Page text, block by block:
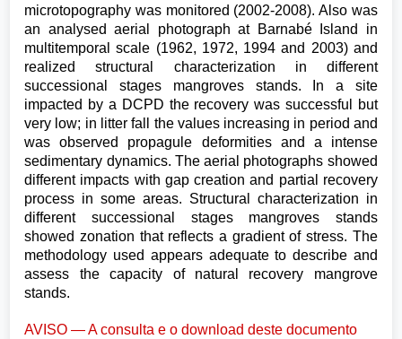
microtopography was monitored (2002-2008). Also was
an analysed aerial photograph at Barnabé Island in
multitemporal scale (1962, 1972, 1994 and 2003) and
realized structural characterization in different
successional stages mangroves stands. In a site
impacted by a DCPD the recovery was successful but
very low; in litter fall the values increasing in period and
was observed propagule deformities and a intense
sedimentary dynamics. The aerial photographs showed
different impacts with gap creation and partial recovery
process in some areas. Structural characterization in
different successional stages mangroves stands
showed zonation that reflects a gradient of stress. The
methodology used appears adequate to describe and
assess the capacity of natural recovery mangrove
stands.
AVISO — A consulta e o download deste documento